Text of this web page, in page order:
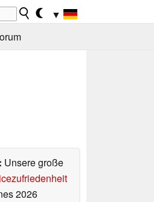
▼
Unsere große
2026